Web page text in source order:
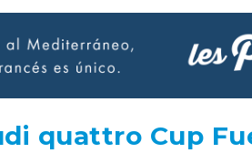
quattro Cup